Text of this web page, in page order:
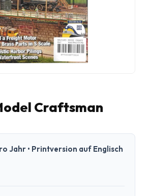
Craftsman
Jahr • Printversion auf Englisch